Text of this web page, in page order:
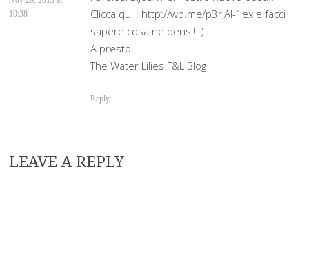
19:38
Clicca qui : http://wp.me/p3rJAI-1ex e facci
sapere cosa ne pensi! :)
A presto…
The Water Lilies F&L Blog
Reply
LEAVE A REPLY